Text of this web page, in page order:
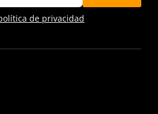
de privacidad